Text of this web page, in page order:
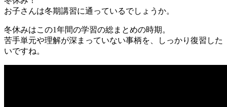
お子さんは冬期講習に通っているでしょうか。
冬休みはこの1年間の学習の総まとめの時期。
苦手単元や理解が深まっていない事柄を、しっかり復習した
いですね。